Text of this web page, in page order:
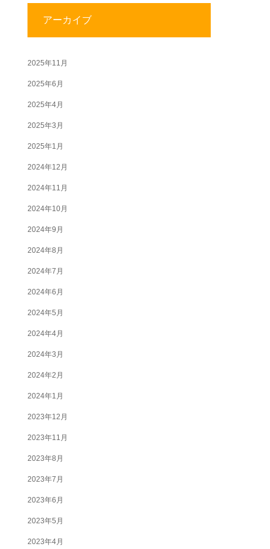
アーカイブ
2025年11月
2025年6月
2025年4月
2025年3月
2025年1月
2024年12月
2024年11月
2024年10月
2024年9月
2024年8月
2024年7月
2024年6月
2024年5月
2024年4月
2024年3月
2024年2月
2024年1月
2023年12月
2023年11月
2023年8月
2023年7月
2023年6月
2023年5月
2023年4月